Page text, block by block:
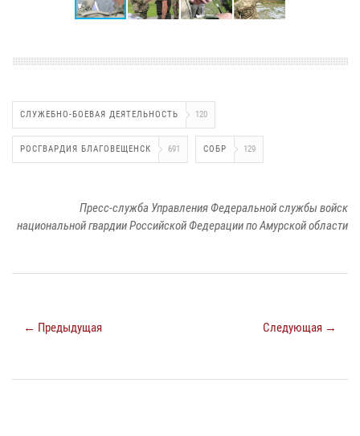
СЛУЖЕБНО-БОЕВАЯ ДЕЯТЕЛЬНОСТЬ 120
РОСГВАРДИЯ БЛАГОВЕЩЕНСК 691 СОБР 129
Пресс-служба Управления Федеральной службы войск
национальной гвардии Российской Федерации по Амурской области
← Предыдущая Следующая →